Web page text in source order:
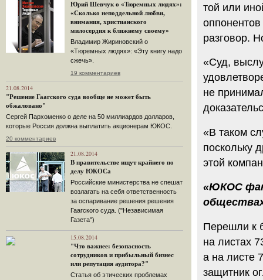
Юрий Шевчук о «Тюремных людях»:
«Сколько неподдельной любви,
внимания, христианского
милосердия к ближнему своему»
Владимир Жириновский о
«Тюремных людях»: «Эту книгу надо
сжечь».
19 комментариев
21.08.2014
"Решение Гаагского суда вообще не может быть
обжаловано"
Сергей Пархоменко о деле на 50 миллиардов долларов,
которые Россия должна выплатить акционерам ЮКОС.
20 комментариев
21.08.2014
В правительстве ищут крайнего по
делу ЮКОСа
Российские министерства не спешат
возлагать на себя ответственность
за оспаривание решения решения
Гаагского суда. ("Независимая
Газета")
15.08.2014
"Что важнее: безопасность
сотрудников и прибыльный бизнес
или репутация аудитора?"
Статья об этических проблемах
той или
оппонентов
разговор.
«Суд,
не
«В таком
поскольку
этой
«ЮКОС
Перешли к
на листах
а на листе
защитник